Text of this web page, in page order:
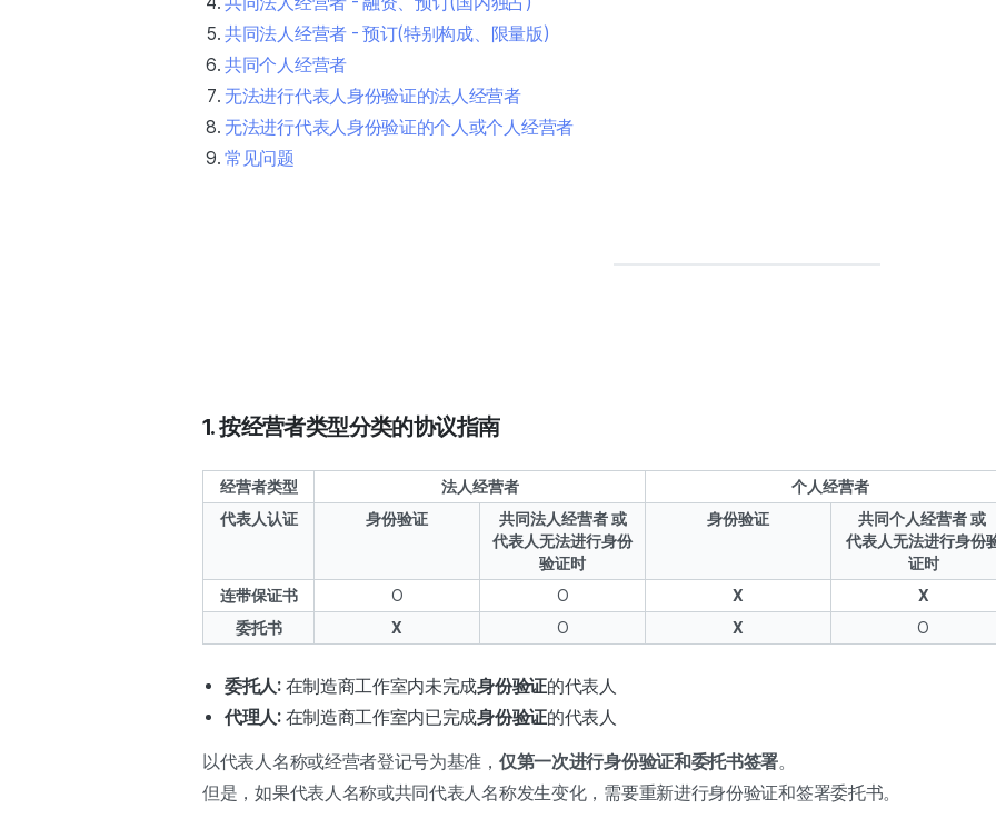
共同法人经营者 - 预订(特别构成、限量版)
共同个人经营者
无法进行代表人身份验证的法人经营者
无法进行代表人身份验证的个人或个人经营者
常见问题
1. 按经营者类型分类的协议指南
经营者类型 法人经营者 个人经营者
代表人认证
身份验证
共同法人经营者 或
代表人无法进行身份
验证时
身份验证
共同个人经营者 或
代表人无法进行身份
证时
连带保证书 O O X X
委托书
X O X O
委托人: 在制造商工作室内未完成身份验证的代表人
代理人: 在制造商工作室内已完成身份验证的代表人
以代表人名称或经营者登记号为基准， 仅第一次进行身份验证和委托书签署。
但是，如果代表人名称或共同代表人名称发生变化，需要重新进行身份验证和签署委托书。